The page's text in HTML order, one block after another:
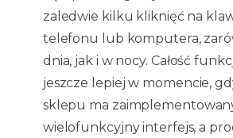
zaledwie kilku kliknięć na
telefonu lub komputera,
dnia, jak i w nocy. Całość
jeszcze lepiej w momencie,
sklepu ma
wielofunkcyjny interfejs, a